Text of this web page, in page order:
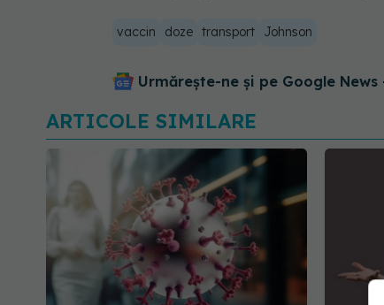
vaccin doze transport Johnson
Urmărește-ne și pe Google News
ARTICOLE SIMILARE